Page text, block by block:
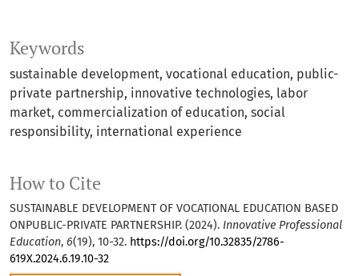
Keywords
sustainable development, vocational education, public-
private partnership, innovative technologies, labor
market, commercialization of education, social
responsibility, international experience
How to Cite
SUSTAINABLE DEVELOPMENT OF VOCATIONAL EDUCATION BASED
ONPUBLIC-PRIVATE PARTNERSHIP. (2024). Innovative Professional
Education, 6(19), 10-32. https://doi.org/10.32835/2786-
619X.2024.6.19.10-32